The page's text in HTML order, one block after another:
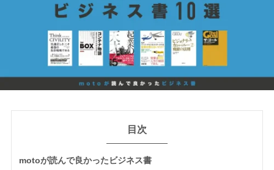
目次
motoが読んで良かったビジネス書